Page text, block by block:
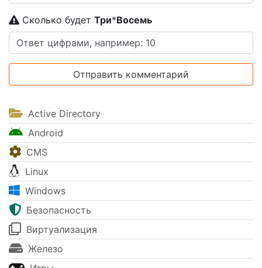
Сколько будет Tpи*Boceмь
Active Directory
Android
CMS
Linux
Windows
Безопасность
Виртуализация
Железо